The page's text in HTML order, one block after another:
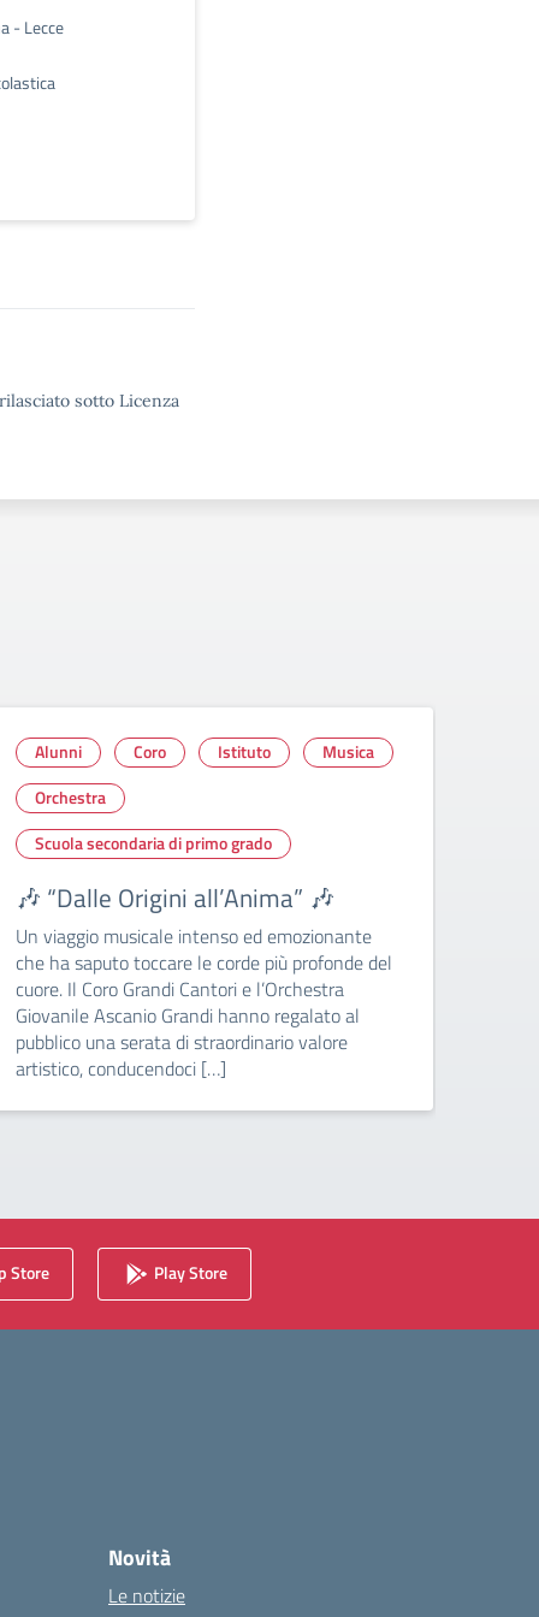
- Lecce
sotto Licenza
Alunni Coro Istituto
Musica
Orchestra
Scuola secondaria di primo grado
🎶 “Dalle Origini all’Anima” 🎶
Un viaggio musicale intenso ed emozionante
che ha saputo toccare le corde più profonde del
cuore. Il Coro Grandi Cantori e l’Orchestra
Giovanile Ascanio Grandi hanno regalato al
pubblico una serata di straordinario valore
artistico, conducendoci […]
Store Play Store
Novità
Le notizie